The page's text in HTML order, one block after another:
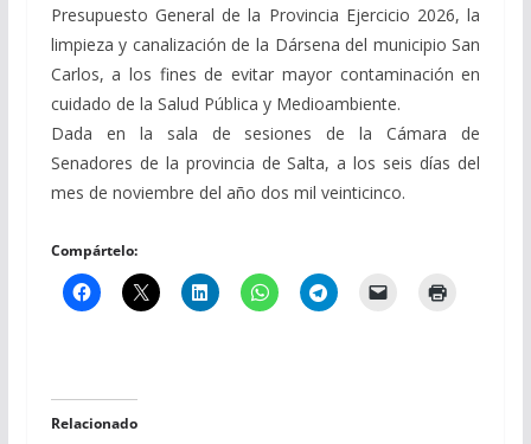
Presupuesto General de la Provincia Ejercicio 2026, la
limpieza y canalización de la Dársena del municipio San
Carlos, a los fines de evitar mayor contaminación en
cuidado de la Salud Pública y Medioambiente.
Dada en la sala de sesiones de la Cámara de
Senadores de la provincia de Salta, a los seis días del
mes de noviembre del año dos mil veinticinco.
Compártelo:
Relacionado